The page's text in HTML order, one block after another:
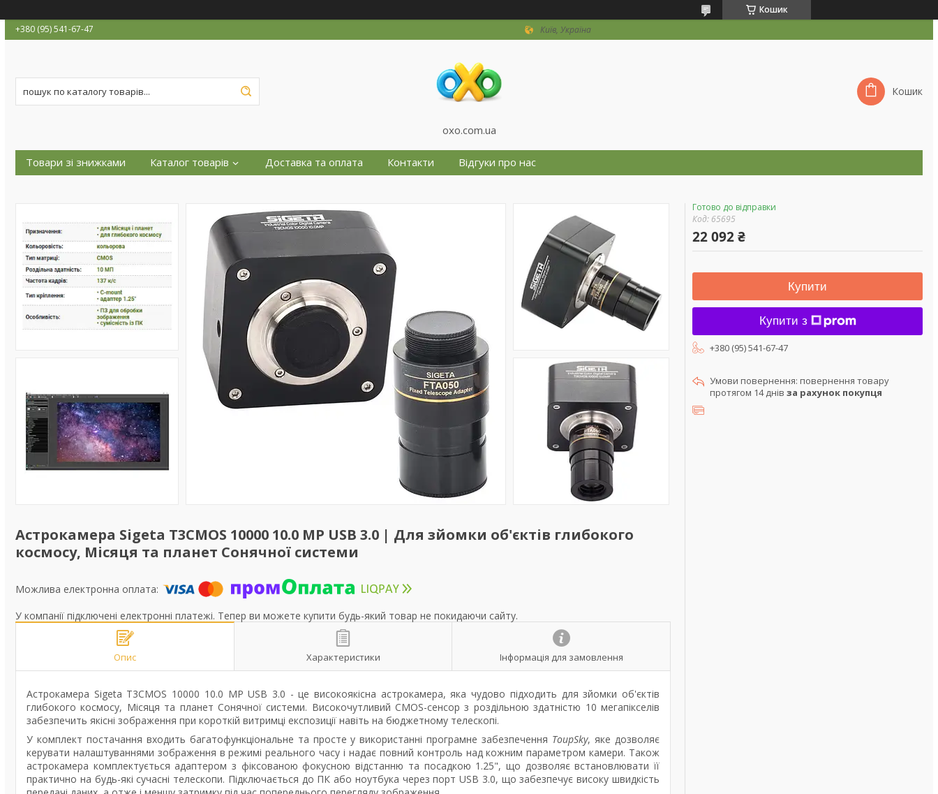
Кошик
+380 (95) 541-67-47
Київ, Україна
oxo.com.ua
Кошик
Товари зі знижками Каталог товарів Доставка та оплата Контакти Відгуки про нас
Астрокамера Sigeta T3CMOS 10000 10.0 MP USB 3.0 | Для зйомки об'єктів глибокого
космосу, Місяця та планет Сонячної системи
У компанії підключені електронні платежі. Тепер ви можете купити будь-який товар не покидаючи сайту.
Опис Характеристики Інформація для замовлення
Астрокамера Sigeta T3CMOS 10000 10.0 MP USB 3.0 - це високоякісна астрокамера, яка чудово підходить для зйомки об'єктів
глибокого космосу, Місяця та планет Сонячної системи. Високочутливий CMOS-сенсор з роздільною здатністю 10 мегапікселів
забезпечить якісні зображення при короткій витримці експозиції навіть на бюджетному телескопі.
У комплект постачання входить багатофункціональне та просте у використанні програмне забезпечення ToupSky, яке дозволяє
керувати налаштуваннями зображення в режимі реального часу і надає повний контроль над кожним параметром камери. Також
астрокамера комплектується адаптером з фіксованою фокусною відстанню та посадкою 1.25", що дозволяє встановлювати її
практично на будь-які сучасні телескопи. Підключається до ПК або ноутбука через порт USB 3.0, що забезпечує високу швидкість
Готово до відправки
Код: 65695
22 092 ₴
Купити
Купити з
+380 (95) 541-67-47
повернення товару
протягом 14 днів за рахунок покупця